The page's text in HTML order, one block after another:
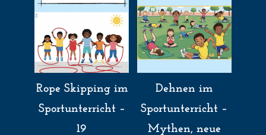
Rope Skipping im
Sportunterricht –
19
Dehnen im
Sportunterricht –
Mythen, neue